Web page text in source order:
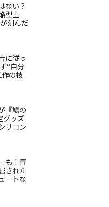
ない？
型土
刻んだ
に従っ
“自分
作の技
『鳩の
グッズ
リコン
も！青
された
ートな